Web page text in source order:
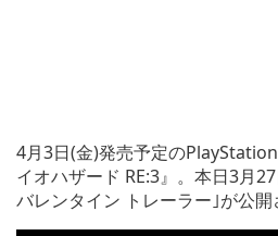
4月3日(金)発売予定の
イオハザード RE:3』。本日3月
バレンタイン トレーラー｣が公開